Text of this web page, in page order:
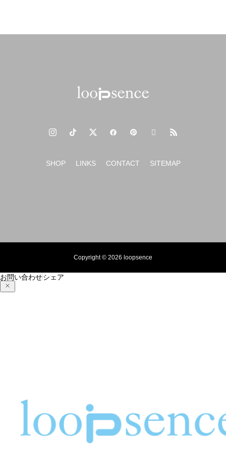
SHOP LINKS CONTACT SITEMAP
Copyright © 2026 loopsence
お問い合わせシェア